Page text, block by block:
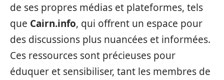
de ses propres médias et plateformes, tels
que Cairn.info, qui offrent un espace pour
des discussions plus nuancées et informées.
Ces ressources sont précieuses pour
éduquer et sensibiliser, tant les membres de